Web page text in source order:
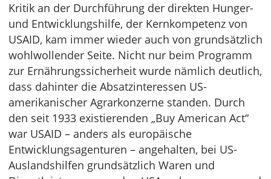
Kritik an der Durchführung der direkten Hunger-
und Entwicklungshilfe, der Kernkompetenz von
USAID, kam immer wieder auch von grundsätzlich
wohlwollender Seite. Nicht nur beim Programm
zur Ernährungssicherheit wurde nämlich deutlich,
dass dahinter die Absatzinteressen US-
amerikanischer Agrarkonzerne standen. Durch
den seit 1933 existierenden „Buy American Act“
war USAID – anders als europäische
Entwicklungsagenturen – angehalten, bei US-
Auslandshilfen grundsätzlich Waren und